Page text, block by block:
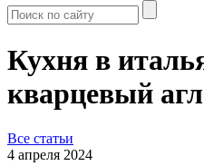
Кухня в
кварцевый
Все статьи
4 апреля 2024